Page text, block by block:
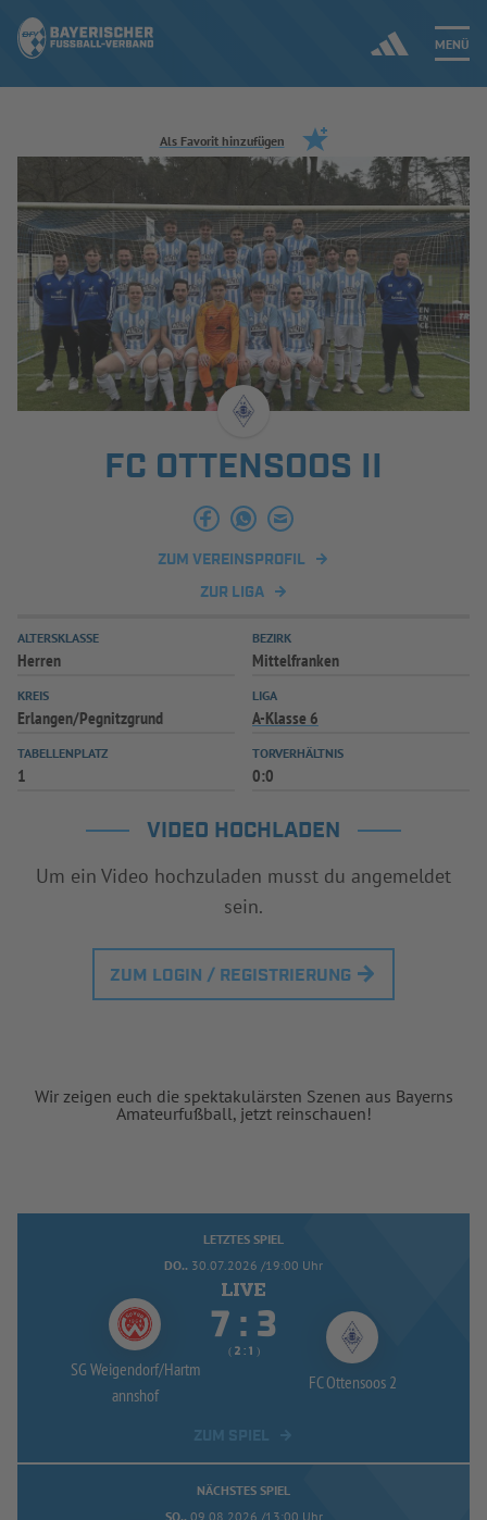
MENÜ
Jetzt einloggen
ERGEBNISSE & WETTBEWERBE
NEUIGKEITEN
SPIELBETRIEB & VERBANDSLEBEN
AUSBILDUNG & FÖRDERUNG
INFOTHEK SPIELPLUS
Als Favorit hinzufügen
FC OTTENSOOS II
ZUM VEREINSPROFIL
ZUR LIGA
ALTERSKLASSE
Herren
BEZIRK
Mittelfranken
KREIS
Erlangen/Pegnitzgrund
LIGA
A-Klasse 6
TABELLENPLATZ
1
TORVERHÄLTNIS
0:0
VIDEO HOCHLADEN
Um ein Video hochzuladen musst du angemeldet
sein.
ZUM LOGIN / REGISTRIERUNG
Wir zeigen euch die spektakulärsten Szenen aus Bayerns
Amateurfußball, jetzt reinschauen!
LETZTES SPIEL
DO.. 30.07.2026 /19:00 Uhr
SG Weigendorf/Hartm
annshof
 : 
(  :  )
FC Ottensoos 2
NÄCHSTES SPIEL
SO.. 09.08.2026 /13:00 Uhr